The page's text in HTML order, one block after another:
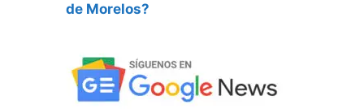
de Morelos?